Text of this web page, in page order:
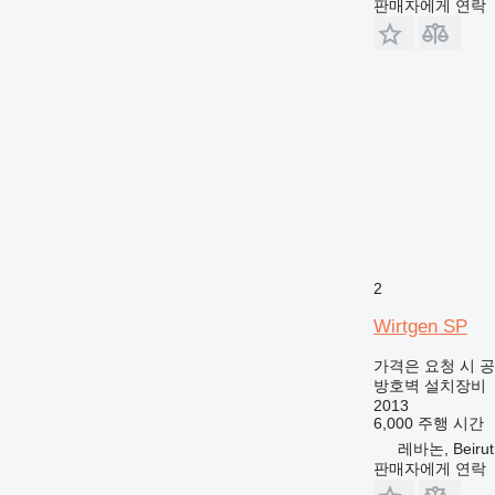
판매자에게 연락
2
Wirtgen SP
가격은 요청 시
방호벽 설치장비
2013
6,000 주행 시간
레바논, Beirut
판매자에게 연락